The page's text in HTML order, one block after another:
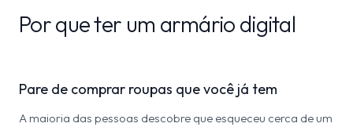
Por que ter um armário digital
Pare de comprar roupas que você já tem
A maioria das pessoas descobre que esqueceu cerca de um